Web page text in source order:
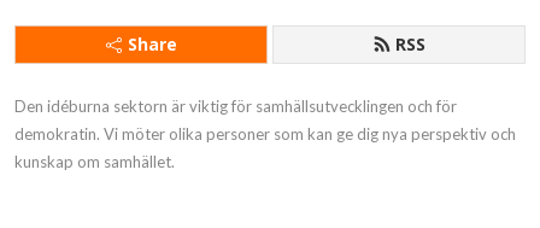
Share RSS
Den idéburna sektorn är viktig för samhällsutvecklingen och för
demokratin. Vi möter olika personer som kan ge dig nya perspektiv och
kunskap om samhället.